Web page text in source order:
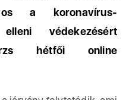
a koronavírus-
védekezésért
hétfői online